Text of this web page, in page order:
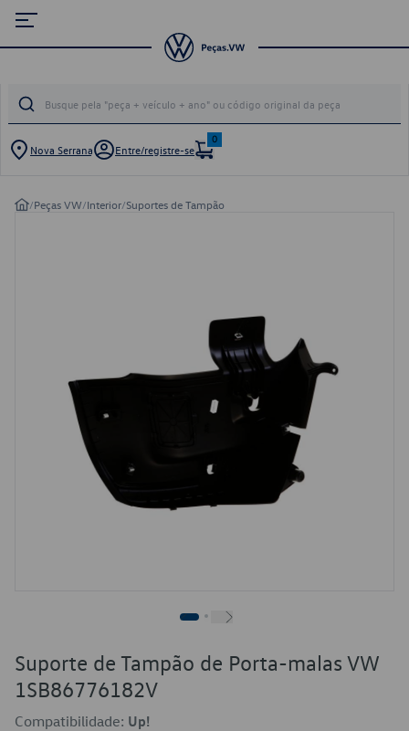
Nova Serrana Entre/registre-se
0
/Peças VW/Interior/Suportes de Tampão
Suporte de Tampão de Porta-malas VW
1SB86776182V
Compatibilidade: Up!